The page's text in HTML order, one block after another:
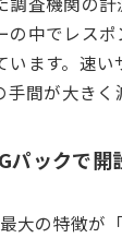
の中でレス
います。速い
間が大きく
パックで開
大の特徴が